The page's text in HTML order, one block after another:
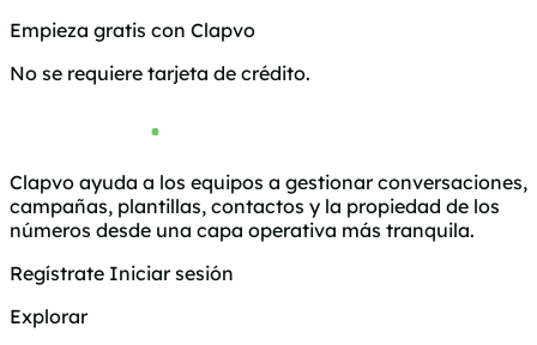
Empieza gratis con Clapvo
No se requiere tarjeta de crédito.
Clapvo ayuda a los equipos a gestionar conversaciones,
campañas, plantillas, contactos y la propiedad de los
números desde una capa operativa más tranquila.
Regístrate Iniciar sesión
Explorar